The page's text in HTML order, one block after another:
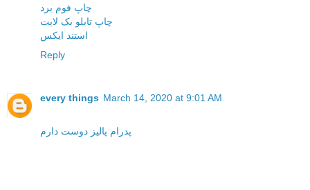
چاپ فوم برد
چاپ تابلو بک لایت
استند ایکس
Reply
every things March 14, 2020 at 9:01 AM
پدرام پالیز دوست دارم